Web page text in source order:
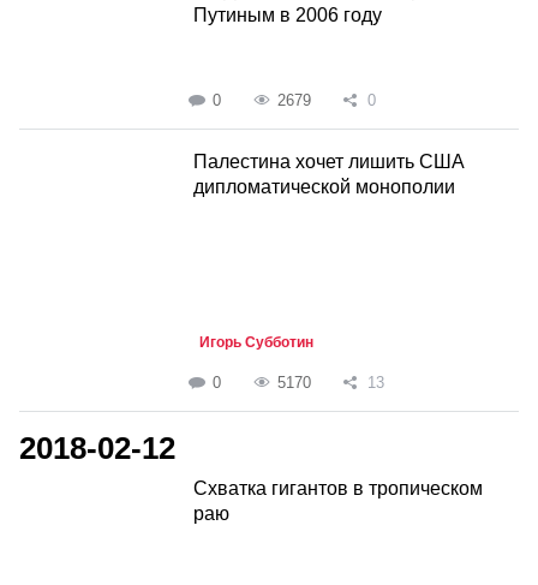
Путиным в 2006 году
0 2679 0
Палестина хочет лишить США
дипломатической монополии
Игорь Субботин
0 5170 13
2018-02-12
Схватка гигантов в тропическом
раю